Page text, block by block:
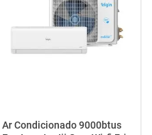
Ar Condicionado 9000btus